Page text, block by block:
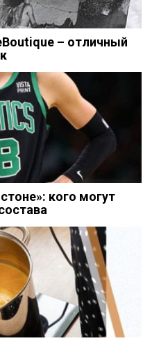
– отличный
кого могут